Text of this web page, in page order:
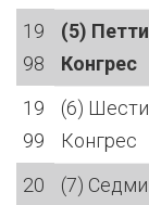
19
98
(5)
Конгрес
19
99
(6)
Конгрес
20
(7)